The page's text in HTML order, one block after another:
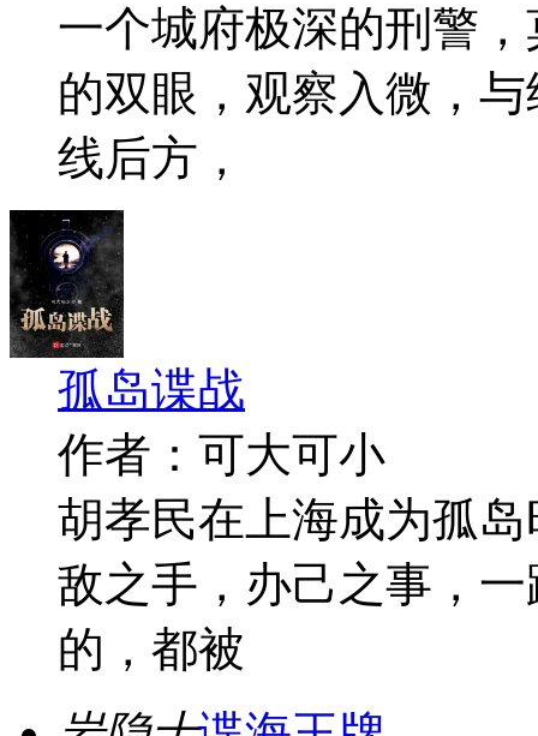
一个城府极深的刑警
的双眼，观察入微，
线后方，
孤岛谍战
作者：可大可小
胡孝民在上海成为孤
敌之手，办己之事，
的，都被